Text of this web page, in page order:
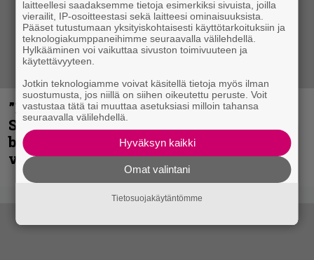
”He ovat tuoneet soittoon jotain uutta” –
Sepulturan Andreas Kisser nimeää
bändin, jonka riffit ovat tehneet
vaikutuksen
laitteellesi saadaksemme tietoja esimerkiksi sivuista, joilla
vierailit, IP-osoitteestasi sekä laitteesi ominaisuuksista.
Pääset tutustumaan yksityiskohtaisesti käyttötarkoituksiin ja
teknologiakumppaneihimme seuraavalla välilehdellä.
Hylkääminen voi vaikuttaa sivuston toimivuuteen ja
käytettävyyteen.
Jotkin teknologiamme voivat käsitellä tietoja myös ilman
suostumusta, jos niillä on siihen oikeutettu peruste. Voit
vastustaa tätä tai muuttaa asetuksiasi milloin tahansa
seuraavalla välilehdellä.
Hyväksyn kaikki
Omat valintani
Tietosuojakäytäntömme